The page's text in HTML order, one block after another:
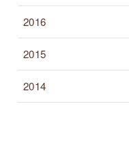
2016
2015
2014